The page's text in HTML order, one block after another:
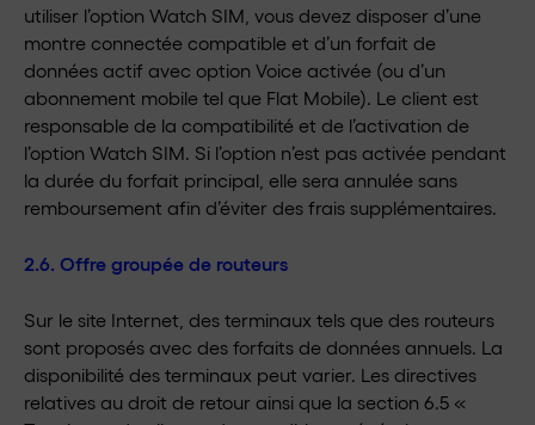
utiliser l’option Watch SIM, vous devez disposer d’une
montre connectée compatible et d’un forfait de
données actif avec option Voice activée (ou d’un
abonnement mobile tel que Flat Mobile). Le client est
responsable de la compatibilité et de l’activation de
l’option Watch SIM. Si l’option n’est pas activée pendant
la durée du forfait principal, elle sera annulée sans
remboursement afin d’éviter des frais supplémentaires.
2.6. Offre groupée de routeurs
Sur le site Internet, des terminaux tels que des routeurs
sont proposés avec des forfaits de données annuels. La
disponibilité des terminaux peut varier. Les directives
relatives au droit de retour ainsi que la section 6.5 «